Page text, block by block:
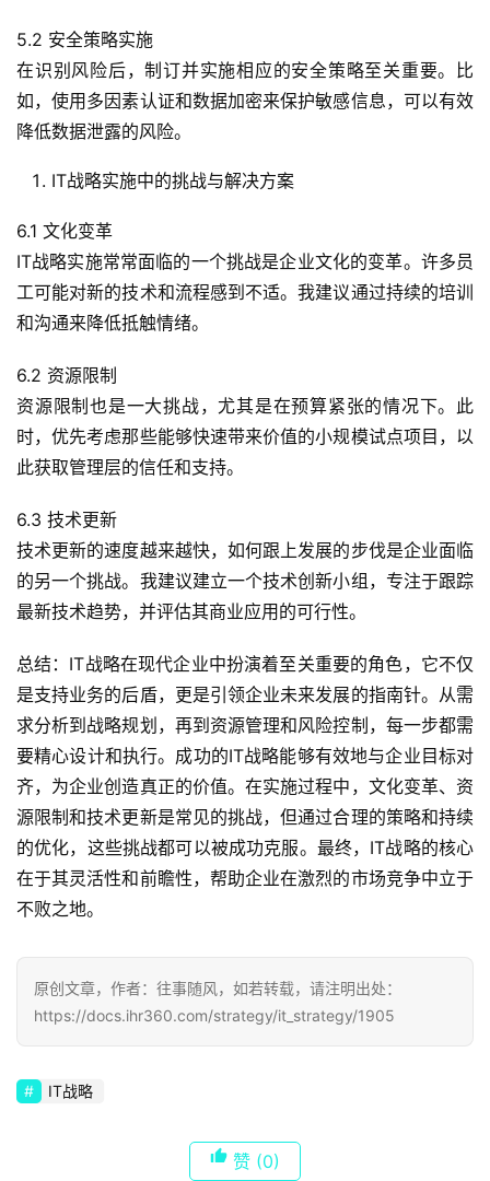
5.2 安全策略实施
在识别风险后，制订并实施相应的安全策略至关重要。比
如，使用多因素认证和数据加密来保护敏感信息，可以有效
降低数据泄露的风险。
IT战略实施中的挑战与解决方案
6.1 文化变革
IT战略实施常常面临的一个挑战是企业文化的变革。许多员
工可能对新的技术和流程感到不适。我建议通过持续的培训
和沟通来降低抵触情绪。
6.2 资源限制
资源限制也是一大挑战，尤其是在预算紧张的情况下。此
时，优先考虑那些能够快速带来价值的小规模试点项目，以
此获取管理层的信任和支持。
6.3 技术更新
技术更新的速度越来越快，如何跟上发展的步伐是企业面临
的另一个挑战。我建议建立一个技术创新小组，专注于跟踪
最新技术趋势，并评估其商业应用的可行性。
总结：IT战略在现代企业中扮演着至关重要的角色，它不仅
是支持业务的后盾，更是引领企业未来发展的指南针。从需
求分析到战略规划，再到资源管理和风险控制，每一步都需
要精心设计和执行。成功的IT战略能够有效地与企业目标对
齐，为企业创造真正的价值。在实施过程中，文化变革、资
源限制和技术更新是常见的挑战，但通过合理的策略和持续
的优化，这些挑战都可以被成功克服。最终，IT战略的核心
在于其灵活性和前瞻性，帮助企业在激烈的市场竞争中立于
不败之地。
原创文章，作者：往事随风，如若转载，请注明出处：
https://docs.ihr360.com/strategy/it_strategy/1905
IT战略
赞 (0)